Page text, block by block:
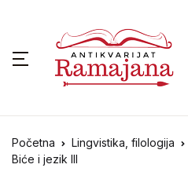
Početna Lingvistika, filologija
Biće i jezik III